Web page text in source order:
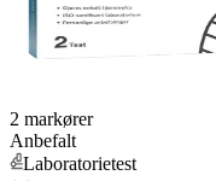
2 markører
Anbefalt
Laboratorietest